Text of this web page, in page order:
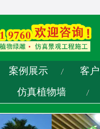
案例展示 客
仿真植物墙